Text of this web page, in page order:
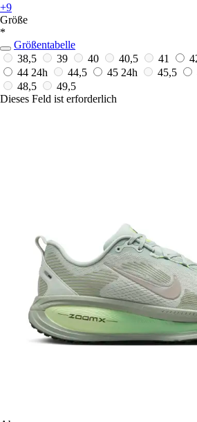
+9
Größe
*
Größentabelle
38,5
39 40 40,5 41
44 24h 44,5 45 24h 45,5
48,5
49,5
Dieses Feld ist erforderlich